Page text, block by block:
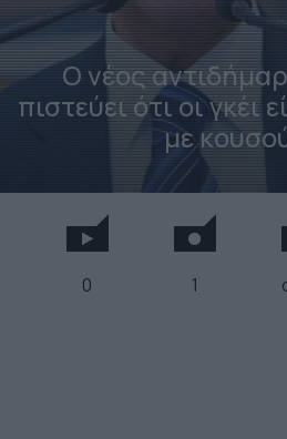
Ο νέος
πιστεύει ότι οι γκέι
με
0 1